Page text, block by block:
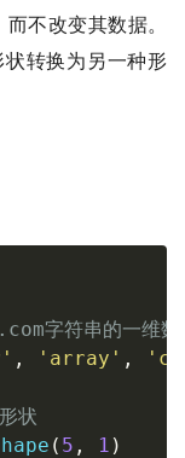
不改变其数据。
转换为另一种形
字符串的一维数
, 'array' ,
状
( 5 , 1 )